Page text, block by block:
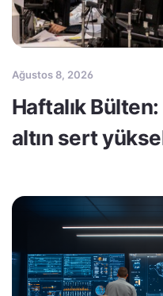
Ağustos 8, 2026
Haftalık
altın sert